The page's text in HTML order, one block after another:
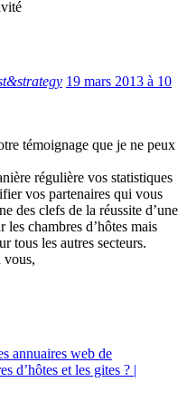
19 mars 2013 à 10
témoignage que je ne peux
régulière vos statistiques
vos partenaires qui vous
des clefs de la réussite d’une
chambres d’hôtes mais
tous les autres secteurs.
vous,
annuaires web de
d’hôtes et les gites ? |